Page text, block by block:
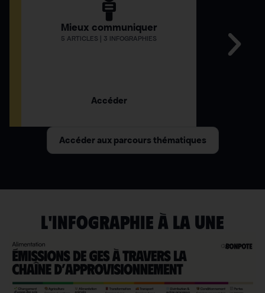
Mieux communiquer
5 ARTICLES | 3 INFOGRAPHIES
Accéder
Accéder aux parcours thématiques
L'INFOGRAPHIE À LA UNE